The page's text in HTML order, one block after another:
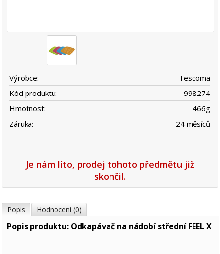
Výrobce:
Tescoma
Kód produktu:
998274
Hmotnost:
466g
Záruka:
24 měsíců
Je nám líto, prodej tohoto předmětu již
skončil.
Popis Hodnocení (0)
Popis produktu: Odkapávač na nádobí střední FEEL X